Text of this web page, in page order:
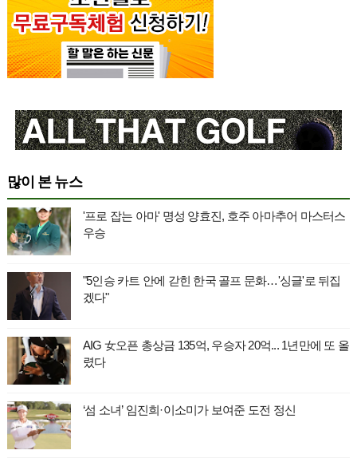
많이 본 뉴스
'프로 잡는 아마' 명성 양효진, 호주 아마추어 마스터스
우승
"5인승 카트 안에 갇힌 한국 골프 문화…'싱글'로 뒤집
겠다"
AIG 女오픈 총상금 135억, 우승자 20억... 1년만에 또 올
렸다
‘섬 소녀’ 임진희·이소미가 보여준 도전 정신